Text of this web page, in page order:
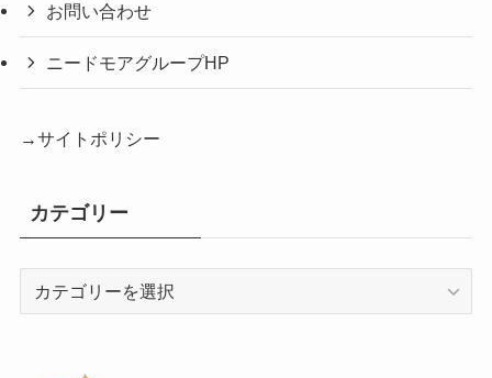
お問い合わせ
ニードモアグループHP
→サイトポリシー
カテゴリー